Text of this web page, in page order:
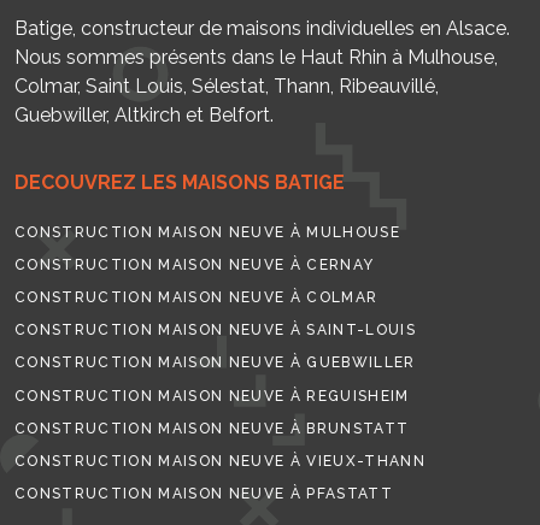
Batige, constructeur de maisons individuelles en Alsace.
Nous sommes présents dans le Haut Rhin à Mulhouse,
Colmar, Saint Louis, Sélestat, Thann, Ribeauvillé,
Guebwiller, Altkirch et Belfort.
DECOUVREZ LES MAISONS BATIGE
CONSTRUCTION MAISON NEUVE À MULHOUSE
CONSTRUCTION MAISON NEUVE À CERNAY
CONSTRUCTION MAISON NEUVE À COLMAR
CONSTRUCTION MAISON NEUVE À SAINT-LOUIS
CONSTRUCTION MAISON NEUVE À GUEBWILLER
CONSTRUCTION MAISON NEUVE À REGUISHEIM
CONSTRUCTION MAISON NEUVE À BRUNSTATT
CONSTRUCTION MAISON NEUVE À VIEUX-THANN
CONSTRUCTION MAISON NEUVE À PFASTATT